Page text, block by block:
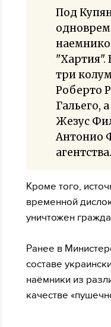
Под
три
Роберто
Гальего,
Жезус
Антонио
агентства.
Кроме того,
временной
уничтожен
Ранее в
составе
наёмники из
качестве